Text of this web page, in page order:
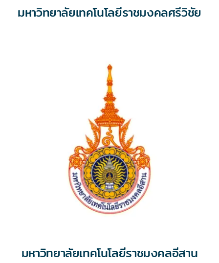
มหาวิทยาลัยเทคโนโลยีราชมงคลศรีวิชัย
มหาวิทยาลัยเทคโนโลยีราชมงคลอีสาน